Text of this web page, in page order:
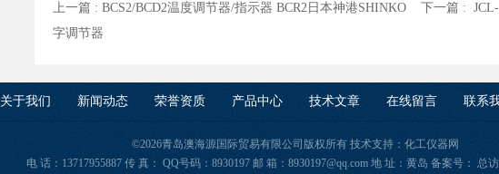
上一篇 : BCS2/BCD2温度调节器/指示器 BCR2日本神港SHINKO 下一篇 :
字调节器
关于我们 新闻动态 荣誉资质 产品中心 技术文章 在线留言 联系
©2026青岛澳海源国际贸易有限公司版权所有 技术支持： 化工仪器网
电 话：13717955887 传 真： QQ号码：8930197 邮 箱：8930197@qq.com 地 址：黄岛 备案号： 总